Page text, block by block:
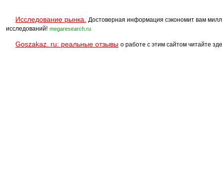
Исследование рынка.
Достоверная информация сэкономит вам
исследований! megaresearch.ru
Goszakaz. ru: реальные отзывы о работе с этим сайтом читайте